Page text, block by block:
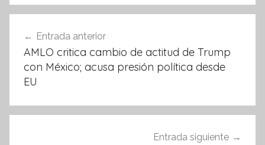
o
k
p
de
entradas
Entrada anterior
AMLO critica cambio de actitud de Trump
con México; acusa presión política desde
EU
Entrada siguiente